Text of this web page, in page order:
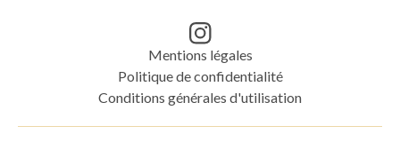
Mentions légales
Politique de confidentialité
Conditions générales d'utilisation